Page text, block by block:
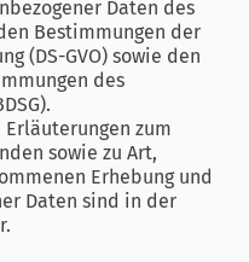
Daten des
Bestimmungen der
(DS-GVO) sowie den
des
zum
sowie zu Art,
Erhebung und
Daten sind in der